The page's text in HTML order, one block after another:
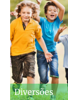
Diversões